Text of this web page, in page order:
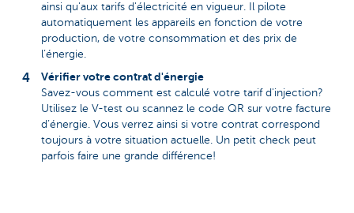
ainsi qu'aux tarifs d'électricité en vigueur. Il pilote
automatiquement les appareils en fonction de votre
production, de votre consommation et des prix de
l’énergie.
Vérifier votre contrat d'énergie
Savez-vous comment est calculé votre tarif d'injection?
Utilisez le V-test ou scannez le code QR sur votre facture
d’énergie. Vous verrez ainsi si votre contrat correspond
toujours à votre situation actuelle. Un petit check peut
parfois faire une grande différence!